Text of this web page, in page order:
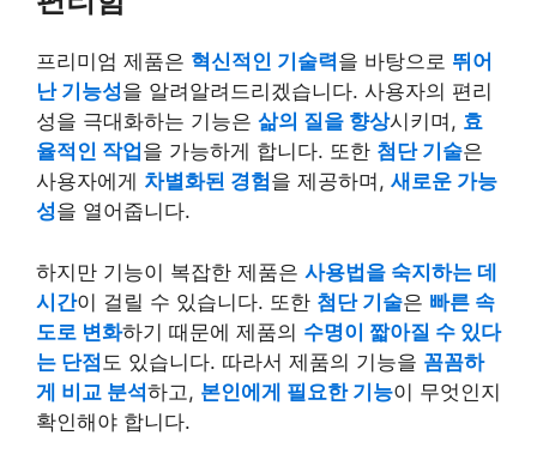
프리미엄 제품은 혁신적인 기술력을 바탕으로 뛰어
난 기능성을 알려알려드리겠습니다. 사용자의 편리
성을 극대화하는 기능은 삶의 질을 향상시키며, 효
율적인 작업 을 가능하게 합니다. 또한 첨단 기술은
사용자에게 차별화된 경험을 제공하며, 새로운 가능
성을 열어줍니다.
하지만 기능이 복잡한 제품은 사용법을 숙지하는 데
시간이 걸릴 수 있습니다. 또한 첨단 기술은 빠른 속
도로 변화하기 때문에 제품의 수명이 짧아질 수 있다
는 단점 도 있습니다. 따라서 제품의 기능을 꼼꼼하
게 비교 분석하고, 본인에게 필요한 기능이 무엇인지
확인해야 합니다.